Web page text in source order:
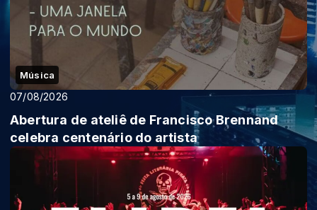
Música
07/08/2026
Abertura de ateliê de Francisco Brennand
celebra centenário do artista